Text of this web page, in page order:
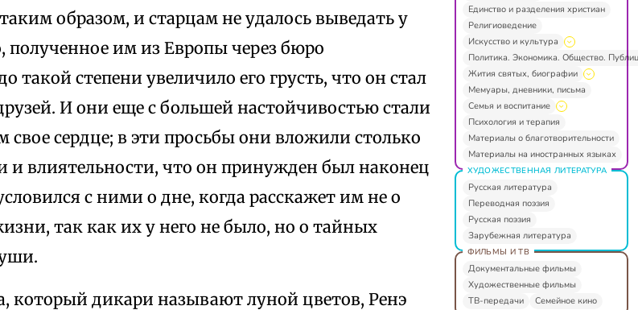
образом, и старцам не удалось выведать у
полученное им из Европы через бюро
такой степени увеличило его грусть, что он стал
И они еще с большей настойчивостью стали
свое сердце; в эти просьбы они вложили столько
и влиятельности, что он принужден был наконец
с ними о дне, когда расскажет им не о
так как их у него не было, но о тайных
который дикари называют луной цветов, Ренэ
Единство и разделения христиан
Религиоведение
Искусство и культура
Политика. Экономика. Общество.
Жития святых, биографии
Мемуары, дневники, письма
Семья и воспитание
Психология и терапия
Материалы о благотворительности
Материалы на иностранных языках
ХУДОЖЕСТВЕННАЯ ЛИТЕРАТУРА
Русская литература
Переводная поэзия
Русская поэзия
Зарубежная литература
ФИЛЬМЫ И ТВ
Документальные фильмы
Художественные фильмы
ТВ-передачи
Семейное кино